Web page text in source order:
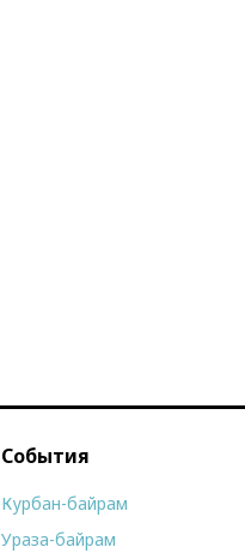
События
Курбан-байрам
Ураза-байрам